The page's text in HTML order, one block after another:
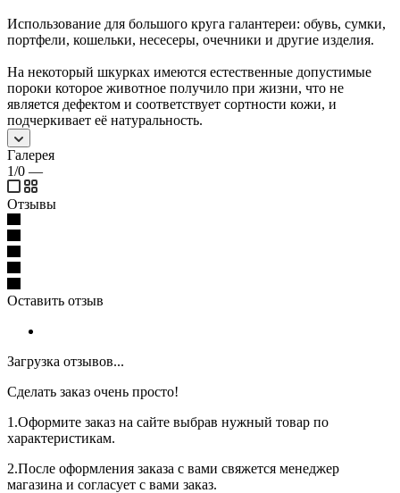
Использование для большого круга галантереи: обувь, сумки,
портфели, кошельки, несесеры, очечники и другие изделия.
На некоторый шкурках имеются естественные допустимые
пороки которое животное получило при жизни, что не
является дефектом и соответствует сортности кожи, и
подчеркивает её натуральность.
Галерея
1/0 —
Отзывы
Оставить отзыв
Загрузка отзывов...
Сделать заказ очень просто!
1.Оформите заказ на сайте выбрав нужный товар по
характеристикам.
2.После оформления заказа с вами свяжется менеджер
магазина и согласует с вами заказ.